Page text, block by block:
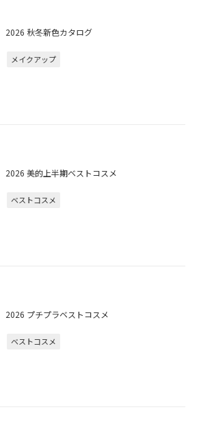
2026 秋冬新色カタログ
メイクアップ
2026 美的上半期ベストコスメ
ベストコスメ
2026 プチプラベストコスメ
ベストコスメ